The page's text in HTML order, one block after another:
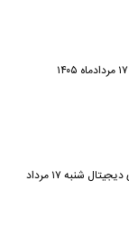
قیمت بیت کوین و ارز‌های دیجیتال شنبه ۱۷ مرداد